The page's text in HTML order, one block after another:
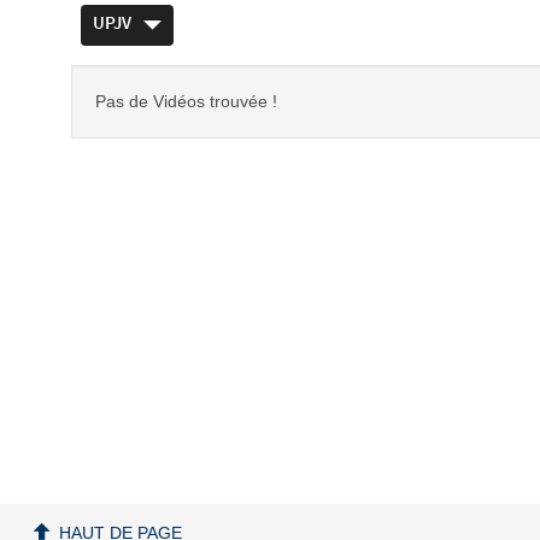
UPJV
Pas de Vidéos trouvée !
HAUT DE PAGE